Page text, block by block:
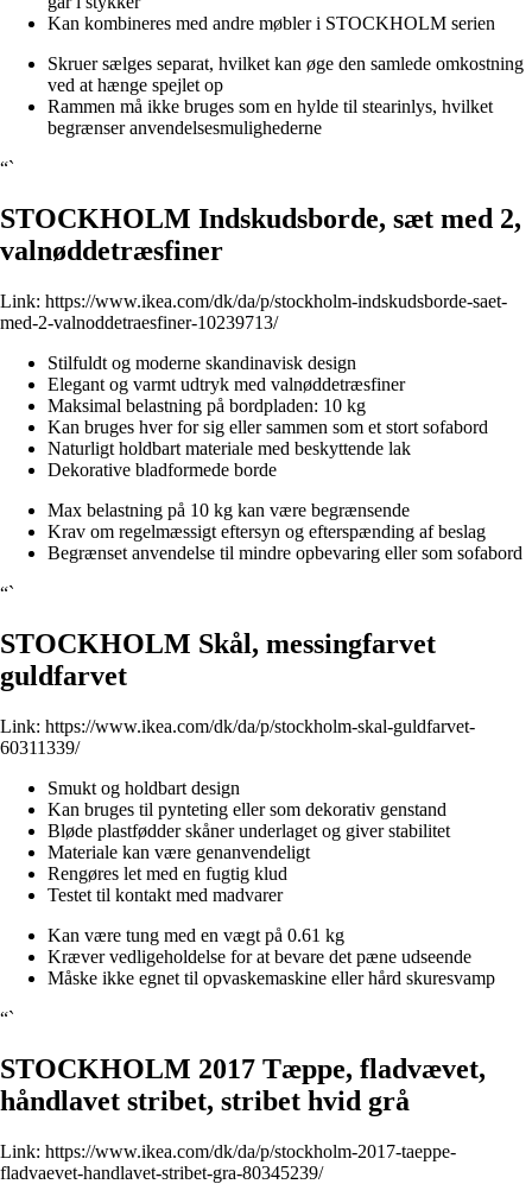
Kan kombineres med andre møbler i STOCKHOLM serien
Skruer sælges separat, hvilket kan øge den samlede omkostning
ved at hænge spejlet op
Rammen må ikke bruges som en hylde til stearinlys, hvilket
begrænser anvendelsesmulighederne
“`
STOCKHOLM Indskudsborde, sæt med 2,
valnøddetræsfiner
Link: https://www.ikea.com/dk/da/p/stockholm-indskudsborde-saet-
med-2-valnoddetraesfiner-10239713/
Stilfuldt og moderne skandinavisk design
Elegant og varmt udtryk med valnøddetræsfiner
Maksimal belastning på bordpladen: 10 kg
Kan bruges hver for sig eller sammen som et stort sofabord
Naturligt holdbart materiale med beskyttende lak
Dekorative bladformede borde
Max belastning på 10 kg kan være begrænsende
Krav om regelmæssigt eftersyn og efterspænding af beslag
Begrænset anvendelse til mindre opbevaring eller som sofabord
“`
STOCKHOLM Skål, messingfarvet
guldfarvet
Link: https://www.ikea.com/dk/da/p/stockholm-skal-guldfarvet-
60311339/
Smukt og holdbart design
Kan bruges til pynteting eller som dekorativ genstand
Bløde plastfødder skåner underlaget og giver stabilitet
Materiale kan være genanvendeligt
Rengøres let med en fugtig klud
Testet til kontakt med madvarer
Kan være tung med en vægt på 0.61 kg
Kræver vedligeholdelse for at bevare det pæne udseende
Måske ikke egnet til opvaskemaskine eller hård skuresvamp
“`
STOCKHOLM 2017 Tæppe, fladvævet,
håndlavet stribet, stribet hvid grå
Link: https://www.ikea.com/dk/da/p/stockholm-2017-taeppe-
fladvaevet-handlavet-stribet-gra-80345239/